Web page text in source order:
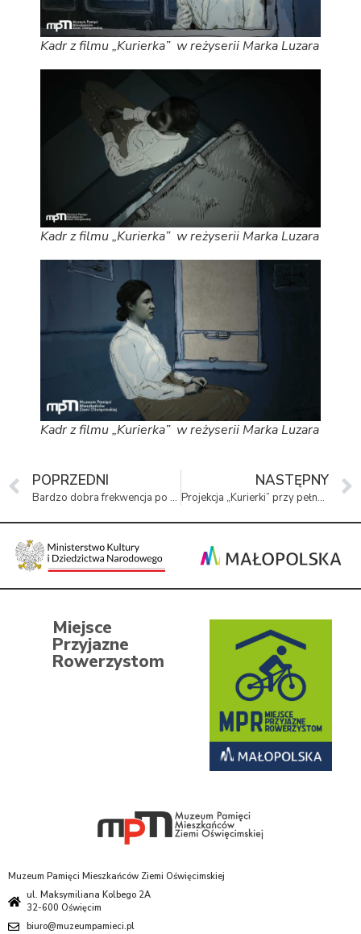
Kadr z filmu „Kurierka” w reżyserii Marka Luzara
Kadr z filmu „Kurierka” w reżyserii Marka Luzara
Kadr z filmu „Kurierka” w reżyserii Marka Luzara
POPRZEDNI
Bardzo dobra frekwencja po otwarciu muzeum
NASTĘPNY
Projekcja „Kurierki” przy pełnej sali
Miejsce
Przyjazne
Rowerzystom
Muzeum Pamięci Mieszkańców Ziemi Oświęcimskiej
ul. Maksymiliana Kolbego 2A
32-600 Oświęcim
biuro@muzeumpamieci.pl